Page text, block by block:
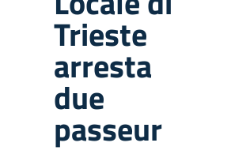
Trieste
arresta
due
passeur